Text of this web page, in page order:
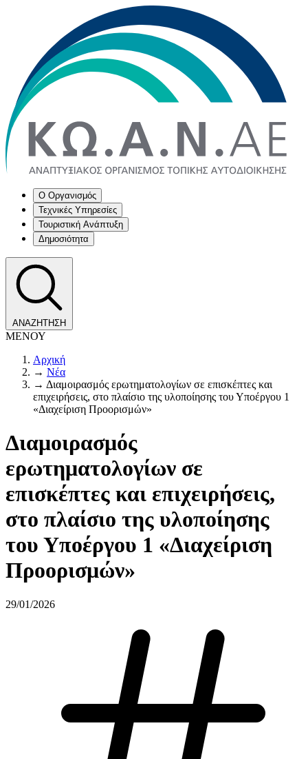
Ο Οργανισμός
Τεχνικές Υπηρεσίες
Τουριστική Ανάπτυξη
Δημοσιότητα
ΑΝΑΖΗΤΗΣΗ
ΜΕΝΟΥ
Αρχική
→ Νέα
→ Διαμοιρασμός ερωτηματολογίων σε επισκέπτες και
επιχειρήσεις, στο πλαίσιο της υλοποίησης του Υποέργου 1
«Διαχείριση Προορισμών»
Διαμοιρασμός
ερωτηματολογίων σε
επισκέπτες και επιχειρήσεις,
στο πλαίσιο της υλοποίησης
του Υποέργου 1 «Διαχείριση
Προορισμών»
29/01/2026